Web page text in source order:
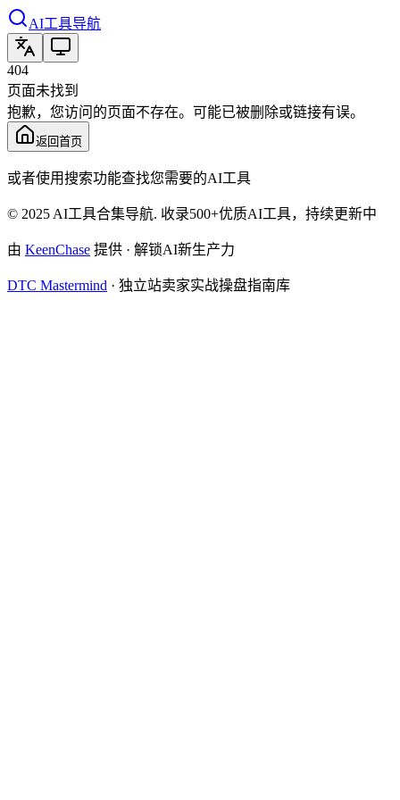
AI工具导航
404
页面未找到
抱歉，您访问的页面不存在。可能已被删除或链接有误。
返回首页
或者使用搜索功能查找您需要的AI工具
© 2025 AI工具合集导航. 收录500+优质AI工具，持续更新中
由 KeenChase 提供 · 解锁AI新生产力
DTC Mastermind · 独立站卖家实战操盘指南库